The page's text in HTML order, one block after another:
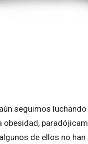
seguimos
de ellos no